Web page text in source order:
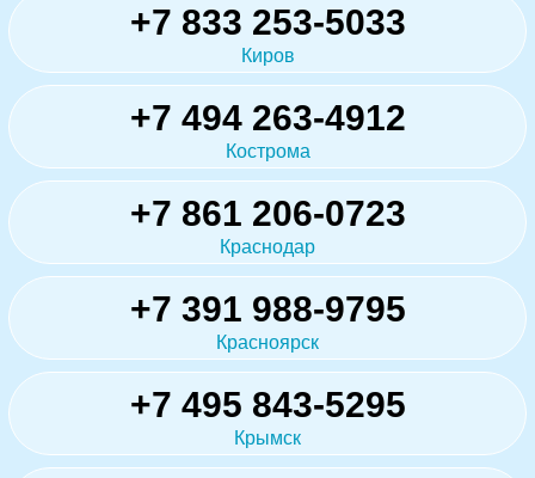
+7 833 253-5033
Киров
+7 494 263-4912
Кострома
+7 861 206-0723
Краснодар
+7 391 988-9795
Красноярск
+7 495 843-5295
Крымск